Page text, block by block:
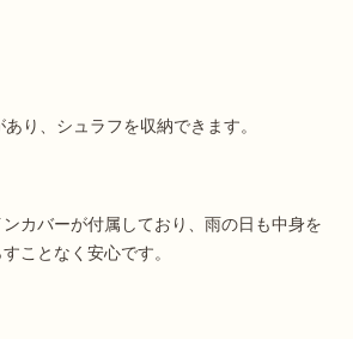
り、シュラフを収納できます。
ンカバーが付属しており、雨の日も中身を
ことなく安心です。